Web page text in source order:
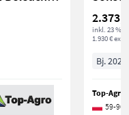
inkl. 23 %
1.930 € exkl.
Bj. 2024
Top-Agro
59-900